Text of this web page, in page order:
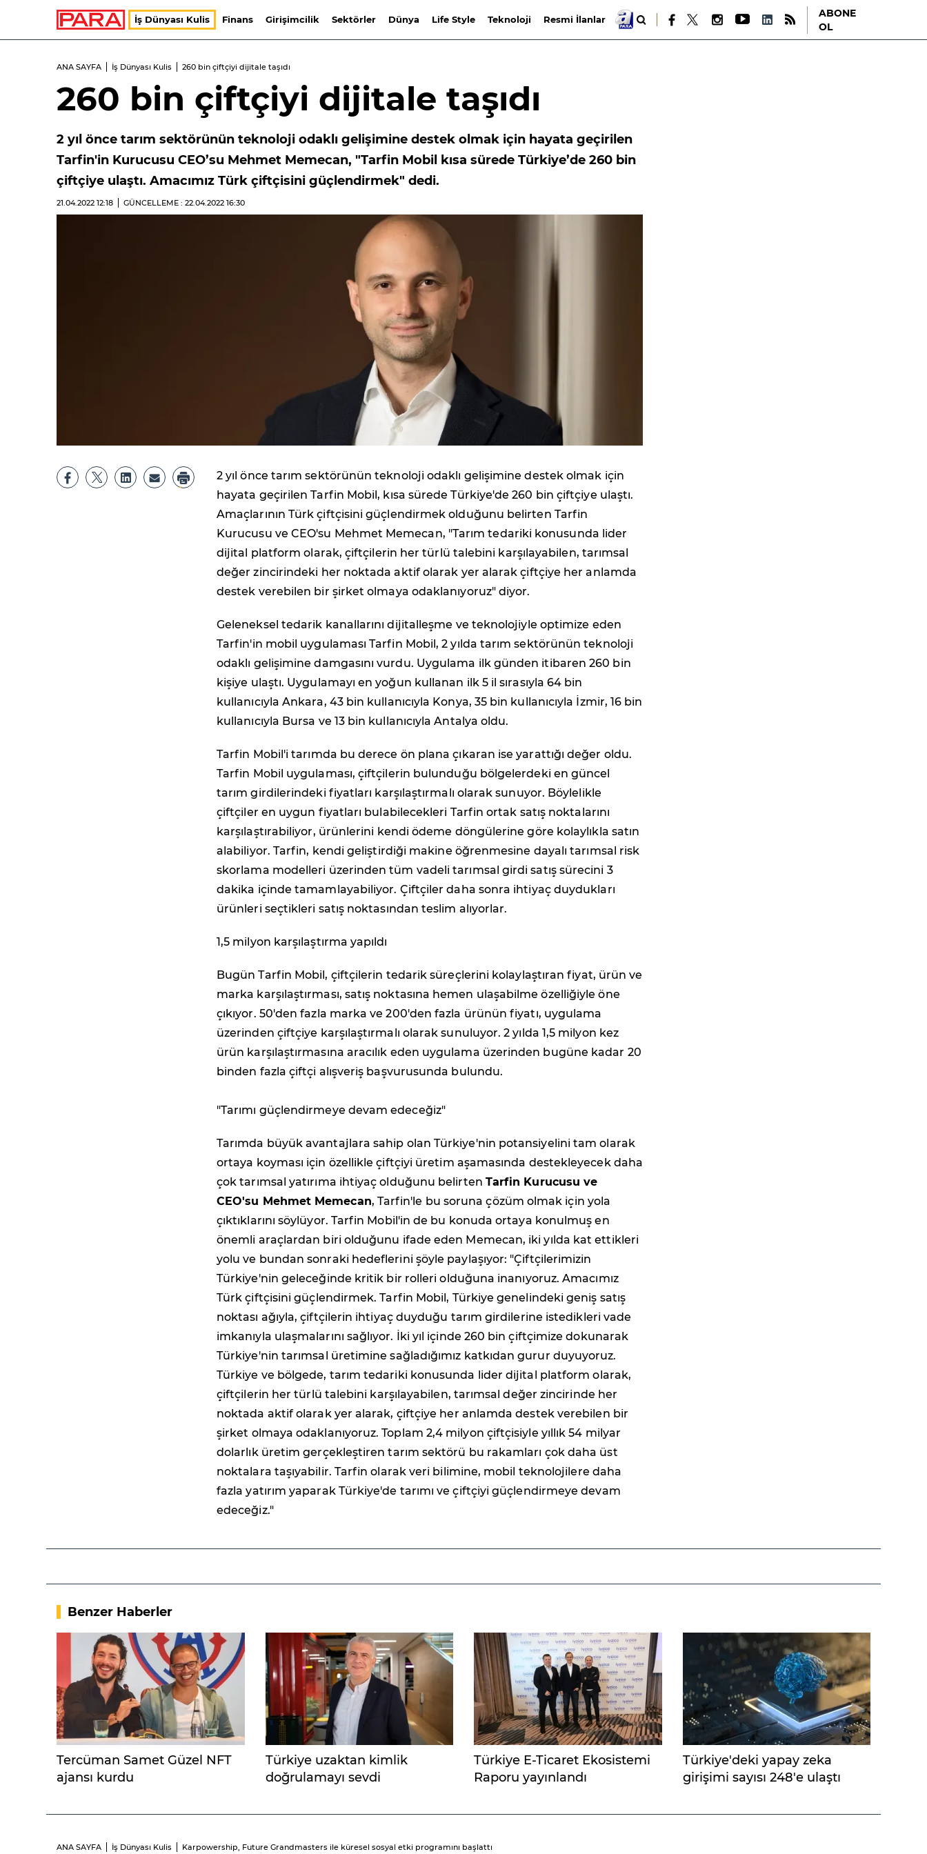
İş Dünyası Kulis Finans Girişimcilik Sektörler Dünya Life Style Teknoloji Resmi İlanlar
ABONE
OL
ANA SAYFA İş Dünyası Kulis 260 bin çiftçiyi dijitale taşıdı
260 bin çiftçiyi dijitale taşıdı
2 yıl önce tarım sektörünün teknoloji odaklı gelişimine destek olmak için hayata geçirilen
Tarfin'in Kurucusu CEO’su Mehmet Memecan, "Tarfin Mobil kısa sürede Türkiye’de 260 bin
çiftçiye ulaştı. Amacımız Türk çiftçisini güçlendirmek" dedi.
21.04.2022 12:18 GÜNCELLEME : 22.04.2022 16:30
2 yıl önce tarım sektörünün teknoloji odaklı gelişimine destek olmak için
hayata geçirilen Tarfin Mobil, kısa sürede Türkiye'de 260 bin çiftçiye ulaştı.
Amaçlarının Türk çiftçisini güçlendirmek olduğunu belirten Tarfin
Kurucusu ve CEO'su Mehmet Memecan, "Tarım tedariki konusunda lider
dijital platform olarak, çiftçilerin her türlü talebini karşılayabilen, tarımsal
değer zincirindeki her noktada aktif olarak yer alarak çiftçiye her anlamda
destek verebilen bir şirket olmaya odaklanıyoruz" diyor.
Geleneksel tedarik kanallarını dijitalleşme ve teknolojiyle optimize eden
Tarfin'in mobil uygulaması Tarfin Mobil, 2 yılda tarım sektörünün teknoloji
odaklı gelişimine damgasını vurdu. Uygulama ilk günden itibaren 260 bin
kişiye ulaştı. Uygulamayı en yoğun kullanan ilk 5 il sırasıyla 64 bin
kullanıcıyla Ankara, 43 bin kullanıcıyla Konya, 35 bin kullanıcıyla İzmir, 16 bin
kullanıcıyla Bursa ve 13 bin kullanıcıyla Antalya oldu.
Tarfin Mobil'i tarımda bu derece ön plana çıkaran ise yarattığı değer oldu.
Tarfin Mobil uygulaması, çiftçilerin bulunduğu bölgelerdeki en güncel
tarım girdilerindeki fiyatları karşılaştırmalı olarak sunuyor. Böylelikle
çiftçiler en uygun fiyatları bulabilecekleri Tarfin ortak satış noktalarını
karşılaştırabiliyor, ürünlerini kendi ödeme döngülerine göre kolaylıkla satın
alabiliyor. Tarfin, kendi geliştirdiği makine öğrenmesine dayalı tarımsal risk
skorlama modelleri üzerinden tüm vadeli tarımsal girdi satış sürecini 3
dakika içinde tamamlayabiliyor. Çiftçiler daha sonra ihtiyaç duydukları
ürünleri seçtikleri satış noktasından teslim alıyorlar.
1,5 milyon karşılaştırma yapıldı
Bugün Tarfin Mobil, çiftçilerin tedarik süreçlerini kolaylaştıran fiyat, ürün ve
marka karşılaştırması, satış noktasına hemen ulaşabilme özelliğiyle öne
çıkıyor. 50'den fazla marka ve 200'den fazla ürünün fiyatı, uygulama
üzerinden çiftçiye karşılaştırmalı olarak sunuluyor. 2 yılda 1,5 milyon kez
ürün karşılaştırmasına aracılık eden uygulama üzerinden bugüne kadar 20
binden fazla çiftçi alışveriş başvurusunda bulundu.
"Tarımı güçlendirmeye devam edeceğiz"
Tarımda büyük avantajlara sahip olan Türkiye'nin potansiyelini tam olarak
ortaya koyması için özellikle çiftçiyi üretim aşamasında destekleyecek daha
çok tarımsal yatırıma ihtiyaç olduğunu belirten Tarfin Kurucusu ve
CEO'su Mehmet Memecan, Tarfin'le bu soruna çözüm olmak için yola
çıktıklarını söylüyor. Tarfin Mobil'in de bu konuda ortaya konulmuş en
önemli araçlardan biri olduğunu ifade eden Memecan, iki yılda kat ettikleri
yolu ve bundan sonraki hedeflerini şöyle paylaşıyor: "Çiftçilerimizin
Türkiye'nin geleceğinde kritik bir rolleri olduğuna inanıyoruz. Amacımız
Türk çiftçisini güçlendirmek. Tarfin Mobil, Türkiye genelindeki geniş satış
noktası ağıyla, çiftçilerin ihtiyaç duyduğu tarım girdilerine istedikleri vade
imkanıyla ulaşmalarını sağlıyor. İki yıl içinde 260 bin çiftçimize dokunarak
Türkiye'nin tarımsal üretimine sağladığımız katkıdan gurur duyuyoruz.
Türkiye ve bölgede, tarım tedariki konusunda lider dijital platform olarak,
çiftçilerin her türlü talebini karşılayabilen, tarımsal değer zincirinde her
noktada aktif olarak yer alarak, çiftçiye her anlamda destek verebilen bir
şirket olmaya odaklanıyoruz. Toplam 2,4 milyon çiftçisiyle yıllık 54 milyar
dolarlık üretim gerçekleştiren tarım sektörü bu rakamları çok daha üst
noktalara taşıyabilir. Tarfin olarak veri bilimine, mobil teknolojilere daha
fazla yatırım yaparak Türkiye'de tarımı ve çiftçiyi güçlendirmeye devam
edeceğiz."
Benzer Haberler
Tercüman Samet Güzel NFT
ajansı kurdu
Türkiye uzaktan kimlik
doğrulamayı sevdi
Türkiye E-Ticaret Ekosistemi
Raporu yayınlandı
Türkiye'deki yapay zeka
girişimi sayısı 248'e ulaştı
ANA SAYFA İş Dünyası Kulis Karpowership, Future Grandmasters ile küresel sosyal etki programını başlattı